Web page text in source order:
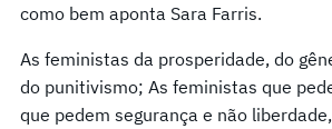
como bem aponta Sara Farris.
As feministas da prosperidade, do
do punitivismo; As feministas que
que pedem segurança e não